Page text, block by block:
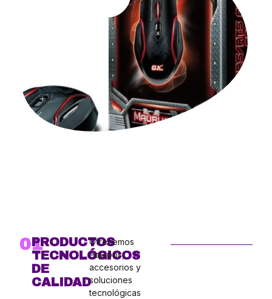
01PRODUCTOS
TECNOLÓGICOS
DE
CALIDAD
Ofrecemos
equipos,
accesorios y
soluciones
tecnológicas